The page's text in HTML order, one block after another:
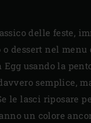
delle feste,
dessert nel menu
Egg usando la
semplice,
le lasci riposare
un colore